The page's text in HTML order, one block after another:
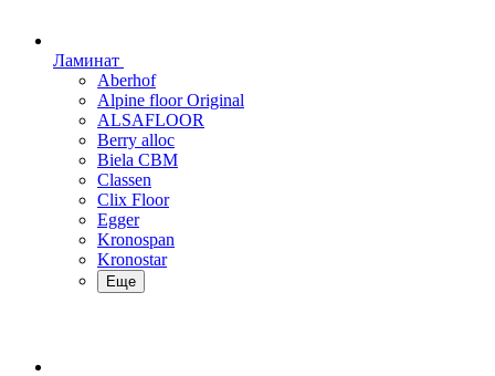
Ламинат
Aberhof
Alpine floor Original
ALSAFLOOR
Berry alloc
Biela CBM
Classen
Clix Floor
Egger
Kronospan
Kronostar
Еще